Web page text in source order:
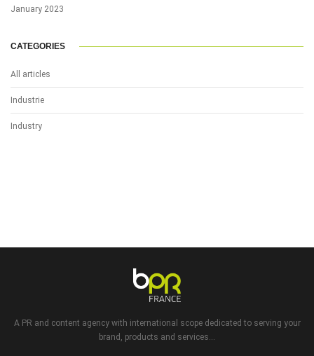
January 2023
CATEGORIES
All articles
Industrie
Industry
A PR and content agency with international scope dedicated to serving your
brand, products and services...